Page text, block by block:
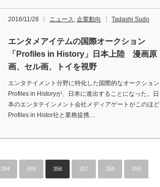
2016/11/28 ニュース, 企業動向 Tadashi Sudo
エンタメアイテムの国際オークション
「Profiles in History」日本上陸 漫画原
画、セル画、トイを視野
エンタテイメント分野に特化した国際的なオークション
Profiles in Historyが、日本に進出することになった。日
本のエンタテインメント会社メディアゲートがこのほど
Profiles in Histor社と業務提携…
354 355 356 357 358 359